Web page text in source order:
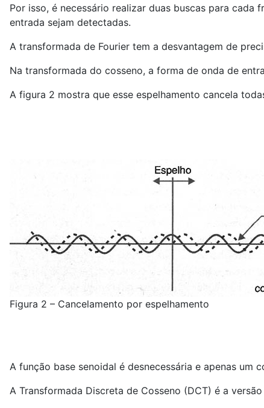
Por isso, é necessário realizar duas buscas para
entrada sejam detectadas.
A transformada de Fourier tem a desvantagem de
Na transformada do cosseno, a forma de onda de
A figura 2 mostra que esse espelhamento cancela
Figura 2 – Cancelamento por espelhamento
A função base senoidal é desnecessária e apenas um
A Transformada Discreta de Cosseno (DCT) é a